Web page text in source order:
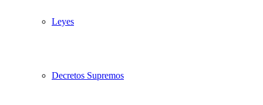
Leyes
Decretos Supremos